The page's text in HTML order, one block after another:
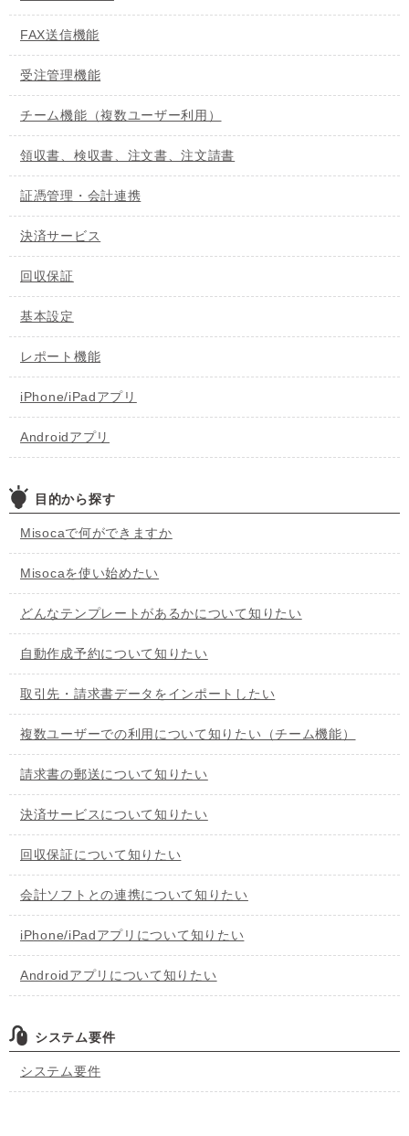
FAX送信機能
受注管理機能
チーム機能（複数ユーザー利用）
領収書、検収書、注文書、注文請書
証憑管理・会計連携
決済サービス
回収保証
基本設定
レポート機能
iPhone/iPadアプリ
Androidアプリ
目的から探す
Misocaで何ができますか
Misocaを使い始めたい
どんなテンプレートがあるかについて知りたい
自動作成予約について知りたい
取引先・請求書データをインポートしたい
複数ユーザーでの利用について知りたい（チーム機能）
請求書の郵送について知りたい
決済サービスについて知りたい
回収保証について知りたい
会計ソフトとの連携について知りたい
iPhone/iPadアプリについて知りたい
Androidアプリについて知りたい
システム要件
システム要件